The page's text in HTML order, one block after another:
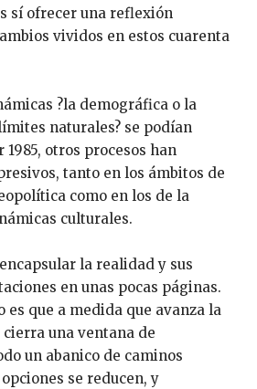
sí ofrecer una reflexión
vividos en estos cuarenta
?la demográfica o la
naturales? se podían
otros procesos han
tanto en los ámbitos de
como en los de la
culturales.
la realidad y sus
en unas pocas páginas.
es que a medida que avanza la
una ventana de
un abanico de caminos
se reducen, y